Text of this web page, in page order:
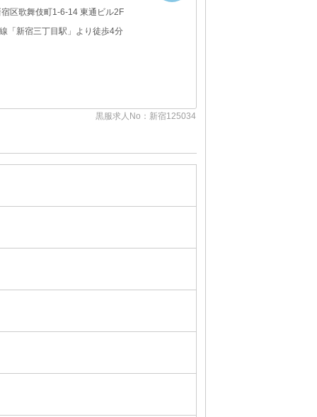
央区銀座8丁目6番20号 銀座八番館3階
駅」より徒歩3分
黒服求人No：銀座124801